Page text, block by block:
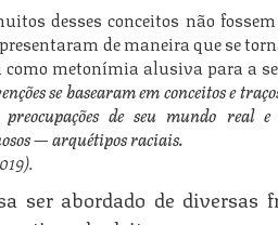
desses conceitos não
de maneira que se
metonímia alusiva para a
se basearam em conceitos e
preocupações de seu mundo real
— arquétipos raciais.
ser abordado de diversas